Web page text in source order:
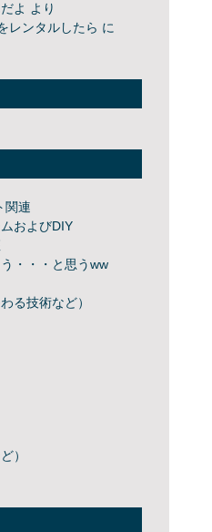
よ より
レンタルしたら に
関連
およびDIY
・・・と思うww
る技術など）
）